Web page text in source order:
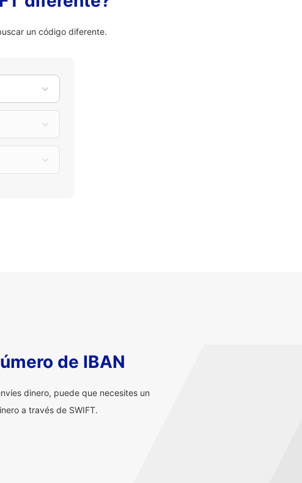
un código diferente.
de IBAN
dinero, puede que necesites un
a través de SWIFT.